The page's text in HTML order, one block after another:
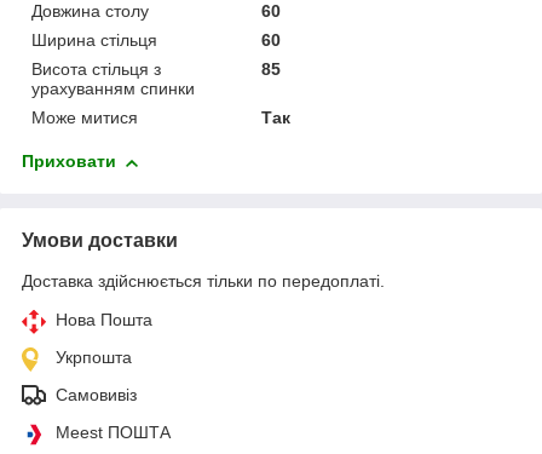
Довжина столу
60
Ширина стільця
60
Висота стільця з
урахуванням спинки
85
Може митися Так
Приховати
Умови доставки
Доставка здійснюється тільки по передоплаті.
Нова Пошта
Укрпошта
Самовивіз
Meest ПОШТА